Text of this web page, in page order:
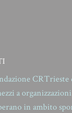
CRTrieste
a
in ambito